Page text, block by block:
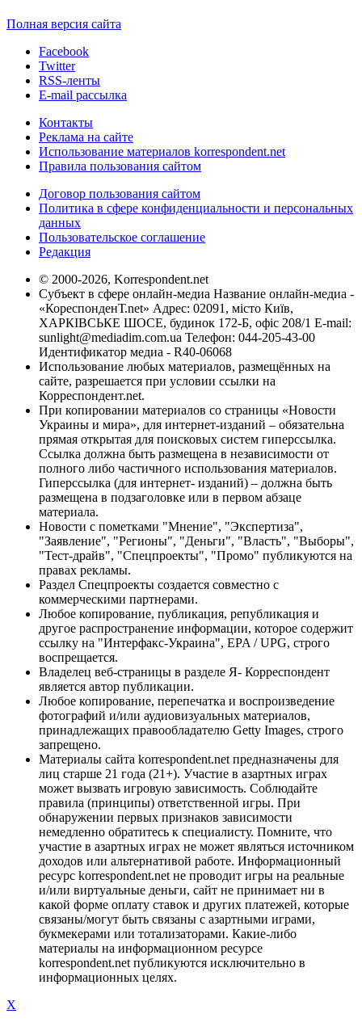
Полная версия сайта
Facebook
Twitter
RSS-ленты
E-mail рассылка
Контакты
Реклама на сайте
Использование материалов korrespondent.net
Правила пользования сайтом
Договор пользования сайтом
Политика в сфере конфиденциальности и персональных
данных
Пользовательское соглашение
Редакция
© 2000-2026, Korrespondent.net
Субъект в сфере онлайн-медиа Название онлайн-медиа -
«КореспонденТ.net» Адрес: 02091, місто Київ,
ХАРКІВСЬКЕ ШОСЕ, будинок 172-Б, офіс 208/1 E-mail:
sunlight@mediadim.com.ua Телефон: 044-205-43-00
Идентификатор медиа - R40-06068
Использование любых материалов, размещённых на
сайте, разрешается при условии ссылки на
Корреспондент.net.
При копировании материалов со страницы «Новости
Украины и мира», для интернет-изданий – обязательна
прямая открытая для поисковых систем гиперссылка.
Ссылка должна быть размещена в независимости от
полного либо частичного использования материалов.
Гиперссылка (для интернет- изданий) – должна быть
размещена в подзаголовке или в первом абзаце
материала.
Новости с пометками "Мнение", "Экспертиза",
"Заявление", "Регионы", "Деньги", "Власть", "Выборы",
"Тест-драйв", "Спецпроекты", "Промо" публикуются на
правах рекламы.
Раздел Спецпроекты создается совместно с
коммерческими партнерами.
Любое копирование, публикация, републикация и
другое распространение информации, которое содержит
ссылку на "Интерфакс-Украина", EPA / UPG, строго
воспрещается.
Владелец веб-страницы в разделе Я- Корреспондент
является автор публикации.
Любое копирование, перепечатка и воспроизведение
фотографий и/или аудиовизуальных материалов,
принадлежащих правообладателю Getty Images, строго
запрещено.
Материалы сайта korrespondent.net предназначены для
лиц старше 21 года (21+). Участие в азартных играх
может вызвать игровую зависимость. Соблюдайте
правила (принципы) ответственной игры. При
обнаружении первых признаков зависимости
немедленно обратитесь к специалисту. Помните, что
участие в азартных играх не может являться источником
доходов или альтернативой работе. Информационный
ресурс korrespondent.net не проводит игры на реальные
и/или виртуальные деньги, сайт не принимает ни в
какой форме оплату ставок и других платежей, которые
связаны/могут быть связаны с азартными играми,
букмекерами или тотализаторами. Какие-либо
материалы на информационном ресурсе
korrespondent.net публикуются исключительно в
информационных целях.
X